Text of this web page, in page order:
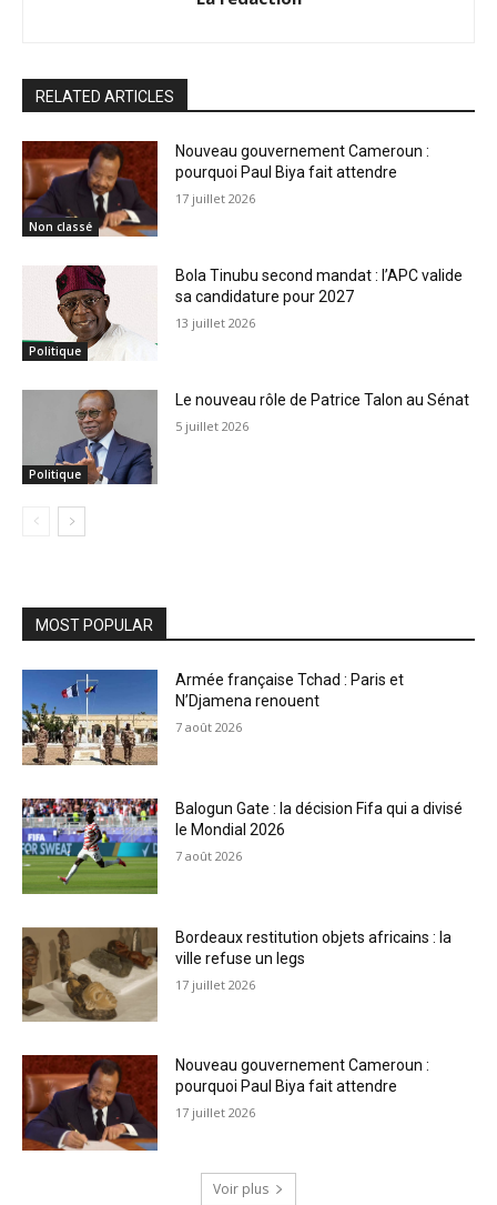
RELATED ARTICLES
Non classé
Nouveau gouvernement Cameroun :
pourquoi Paul Biya fait attendre
17 juillet 2026
Politique
Bola Tinubu second mandat : l’APC valide
sa candidature pour 2027
13 juillet 2026
Politique
Le nouveau rôle de Patrice Talon au Sénat
5 juillet 2026
MOST POPULAR
Armée française Tchad : Paris et
N’Djamena renouent
7 août 2026
Balogun Gate : la décision Fifa qui a divisé
le Mondial 2026
7 août 2026
Bordeaux restitution objets africains : la
ville refuse un legs
17 juillet 2026
Nouveau gouvernement Cameroun :
pourquoi Paul Biya fait attendre
17 juillet 2026
Voir plus